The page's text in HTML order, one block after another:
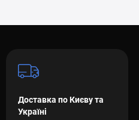
Доставка по Києву та
Україні